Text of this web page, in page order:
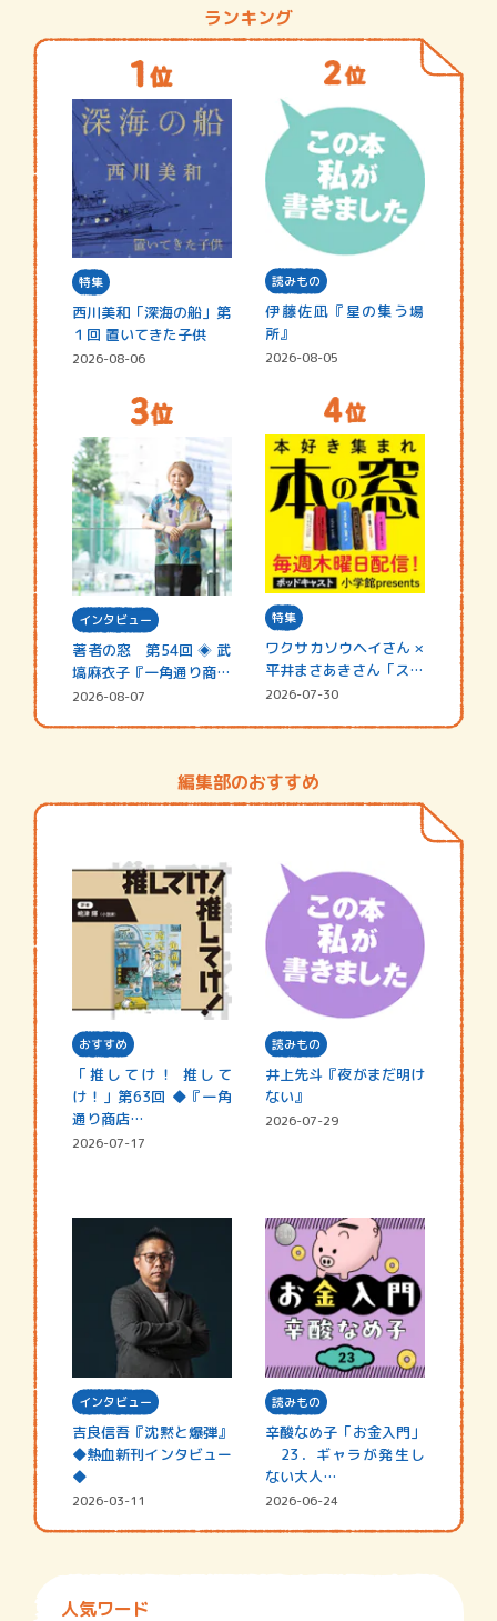
ランキング
特集
西川美和「深海の船」第
１回 置いてきた子供
2026-08-06
読みもの
伊藤佐凪『星の集う場
所』
2026-08-05
インタビュー
著者の窓 第54回 ◈ 武
塙麻衣子『一角通り商店
街の…
2026-08-07
特集
ワクサカソウヘイさん ×
平井まさあきさん「スペ
シャ…
2026-07-30
編集部のおすすめ
おすすめ
「推してけ！ 推して
け！」第63回 ◆『一角
通り商店…
2026-07-17
読みもの
井上先斗『夜がまだ明け
ない』
2026-07-29
インタビュー
吉良信吾『沈黙と爆弾』
◆熱血新刊インタビュー
◆
2026-03-11
読みもの
辛酸なめ子「お金入門」
23．ギャラが発生し
ない大人…
2026-06-24
人気ワード